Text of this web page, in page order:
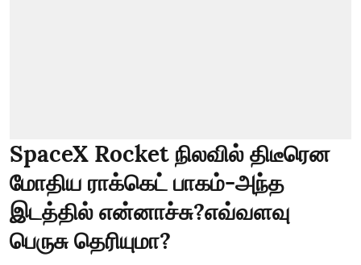
SpaceX Rocket நிலவில் திடீரென
மோதிய ராக்கெட் பாகம்-அந்த
இடத்தில் என்னாச்சு?எவ்வளவு
பெருசு தெரியுமா?